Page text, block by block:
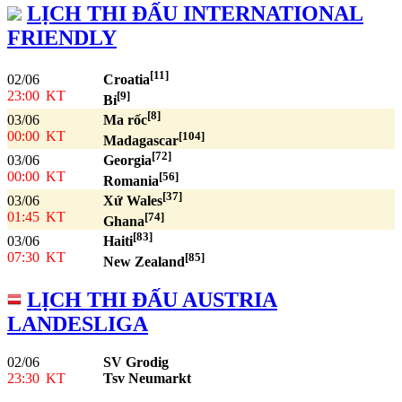
LỊCH THI ĐẤU INTERNATIONAL
FRIENDLY
02/06
23:00 KT
Croatia[11]
Bỉ[9]
03/06
00:00 KT
Ma rốc[8]
Madagascar[104]
03/06
00:00 KT
Georgia[72]
Romania[56]
03/06
01:45 KT
Xứ Wales[37]
Ghana[74]
03/06
07:30 KT
Haiti[83]
New Zealand[85]
LỊCH THI ĐẤU AUSTRIA
LANDESLIGA
02/06
23:30 KT
SV Grodig
Tsv Neumarkt